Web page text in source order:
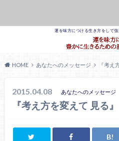
運を味方につける生き方をして
HOME あなたへのメッセージ 『考え
2015.04.08 あなたへのメッセージ
『考え方を変えて 見る』